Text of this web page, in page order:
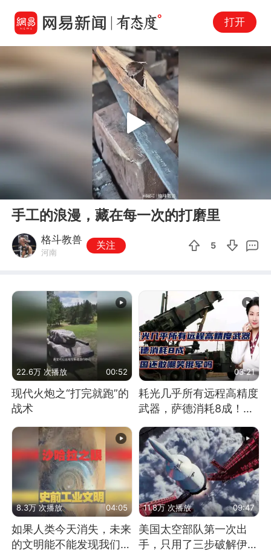
打开
Play
手工的浪漫，藏在每一次的打磨里
格斗教兽
河南
关注 5
22.6万 次播放 00:52
现代火炮之“打完就跑”的
战术
03:21
耗光几乎所有远程高精度
武器，萨德消耗8成！美
国还敢嘲笑俄军吗
8.3万 次播放 04:05
如果人类今天消失，未来
的文明能不能发现我们存
11.8万 次播放 09:47
美国太空部队第一次出
手，只用了三步破解伊朗